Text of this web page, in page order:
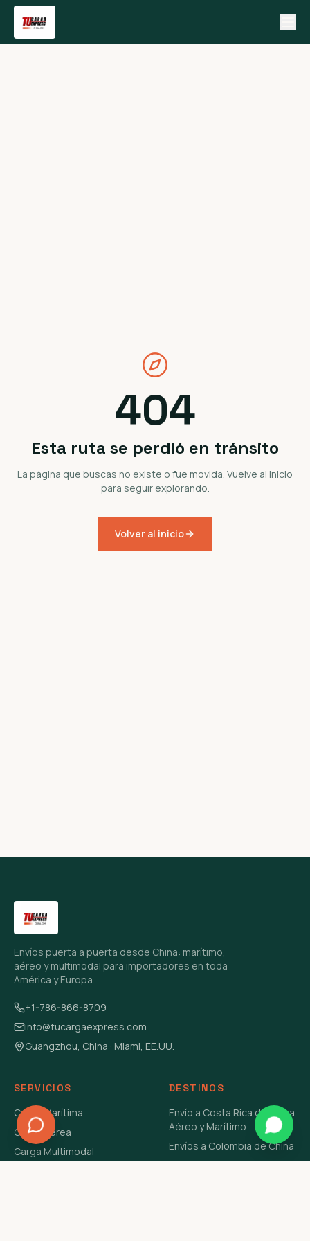
404
Esta ruta se perdió en tránsito
La página que buscas no existe o fue movida. Vuelve al inicio
para seguir explorando.
Volver al inicio
Envíos puerta a puerta desde China: marítimo,
aéreo y multimodal para importadores en toda
América y Europa.
+1-786-866-8709
info@tucargaexpress.com
Guangzhou, China · Miami, EE.UU.
SERVICIOS
Carga Marítima
Carga Aérea
Carga Multimodal
DESTINOS
Envío a Costa Rica de China
Aéreo y Marítimo
Envíos a Colombia de China